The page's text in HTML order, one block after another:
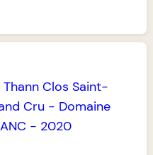
Clos Saint-
Cru - Domaine
- 2020